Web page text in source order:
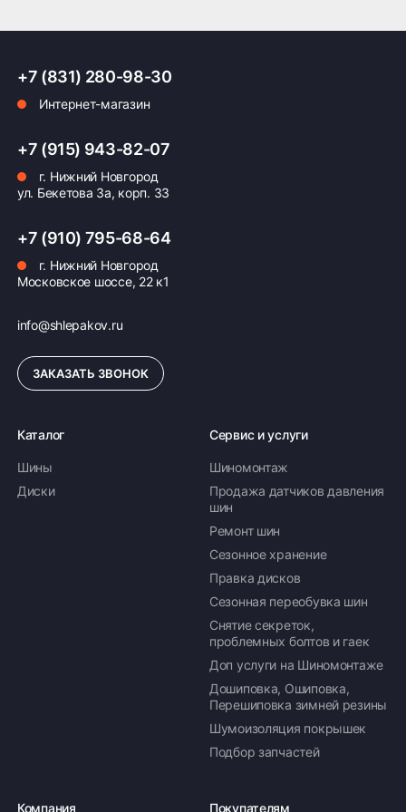
Возможна картой, наличными при получении,
также доступно оформление кредита и
формирование счёта для Юр.Лица
ПОДРОБНЕЕ ОБ ОПЛАТЕ
+7 (831) 280-98-30
Интернет-магазин
+7 (915) 943-82-07
г. Нижний Новгород
ул. Бекетова 3а, корп. 33
+7 (910) 795-68-64
г. Нижний Новгород
Московское шоссе, 22 к1
info@shlepakov.ru
ЗАКАЗАТЬ ЗВОНОК
Каталог
Шины
Диски
Сервис и услуги
Шиномонтаж
Продажа датчиков давления
шин
Ремонт шин
Сезонное хранение
Правка дисков
Сезонная переобувка шин
Снятие секреток,
проблемных болтов и гаек
Доп услуги на Шиномонтаже
Дошиповка, Ошиповка,
Перешиповка зимней резины
Шумоизоляция покрышек
Подбор запчастей
Компания Покупателям